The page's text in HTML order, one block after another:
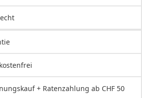
+ Ratenzahlung ab CHF 50